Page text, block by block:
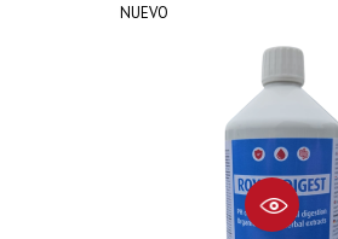
NUEVO